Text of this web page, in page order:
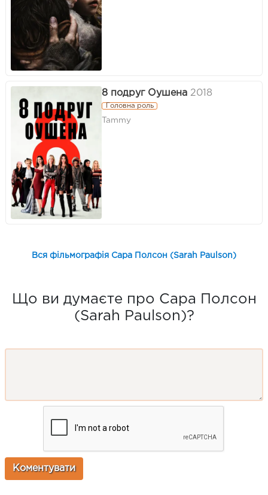
8 подруг Оушена 2018
Головна роль
Tammy
Вся фільмографія Сара Полсон (Sarah Paulson)
Що ви думаєте про Сара Полсон
(Sarah Paulson)?